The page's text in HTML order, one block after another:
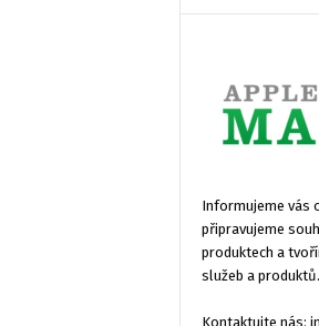
Informujeme vás
připravujeme
produktech a
služeb a produktů.
Kontaktujte nás: